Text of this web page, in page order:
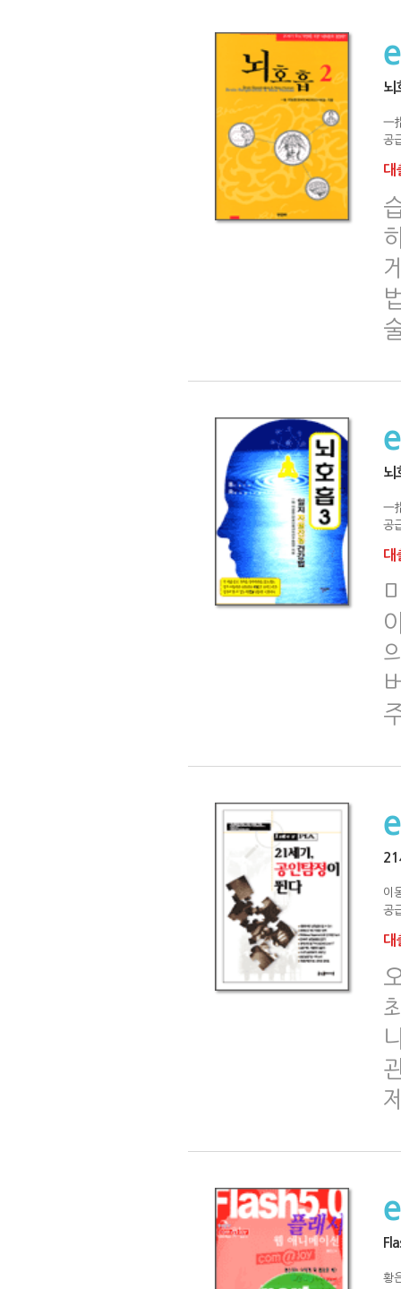
뇌
一
공
대
뇌
一
공
대
21
이
공
대
황